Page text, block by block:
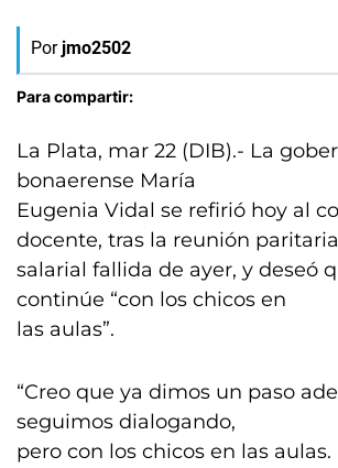
Por jmo2502
Para compartir:
La Plata, mar 22 (DIB).- La
bonaerense María
Eugenia Vidal se refirió hoy al
docente, tras la reunión paritaria
salarial fallida de ayer, y deseó
continúe “con los chicos en
las aulas”.
“Creo que ya dimos un paso
seguimos dialogando,
pero con los chicos en las aulas.